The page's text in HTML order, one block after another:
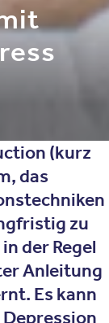
(kurz
das
zu
der Regel
Anleitung
Es kann